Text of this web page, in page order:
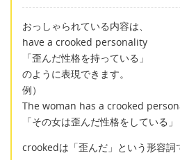
おっしゃられている内容は、
have a crooked personality
「歪んだ性格を持っている」
のように表現できます。
例）
The woman has a crooked
「その女は歪んだ性格をしている」
crookedは「歪んだ」という形容詞